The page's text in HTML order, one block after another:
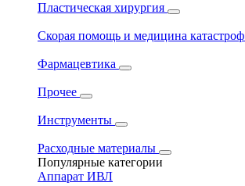
Пластическая хирургия
Скорая помощь и медицина катастроф
Фармацевтика
Прочее
Инструменты
Расходные материалы
Популярные категории
Аппарат ИВЛ